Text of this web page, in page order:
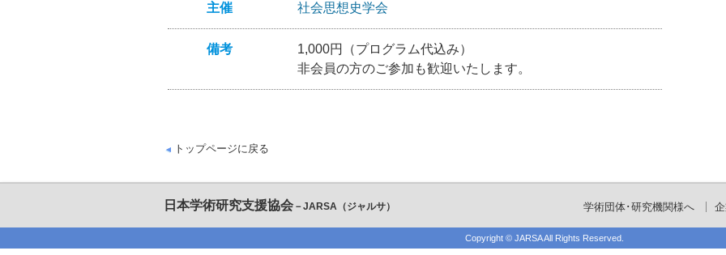
主催 社会思想史学会
備考
1,000円（プログラム代込み）
非会員の方のご参加も歓迎いたします。
トップページに戻る
日本学術研究支援協会 －JARSA（ジャルサ） 学術団体･研究機関様へ
Copyright © JARSAAll Rights Reserved.